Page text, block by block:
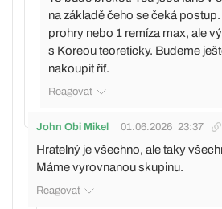
na základě čeho se čeká
prohry nebo 1 remíza max, ale
s Koreou teoreticky. Budeme
nakoupit řiť.
Reagovat
John Obi Mikel 01.06.2026 23:37
Hratelný je všechno, ale taky
Máme vyrovnanou skupinu.
Reagovat